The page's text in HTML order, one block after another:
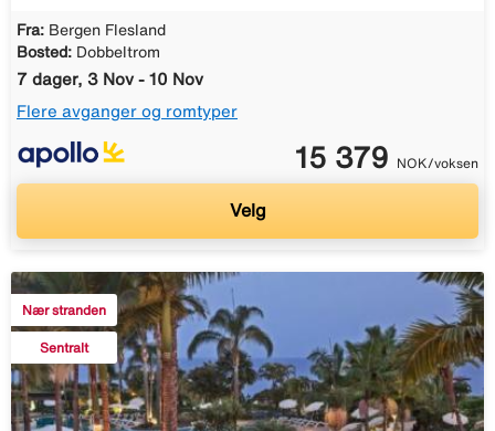
Fra: Bergen Flesland
Bosted: Dobbeltrom
7 dager, 3 Nov - 10 Nov
Flere avganger og romtyper
15 379 NOK/voksen
Velg
Nær stranden
Sentralt